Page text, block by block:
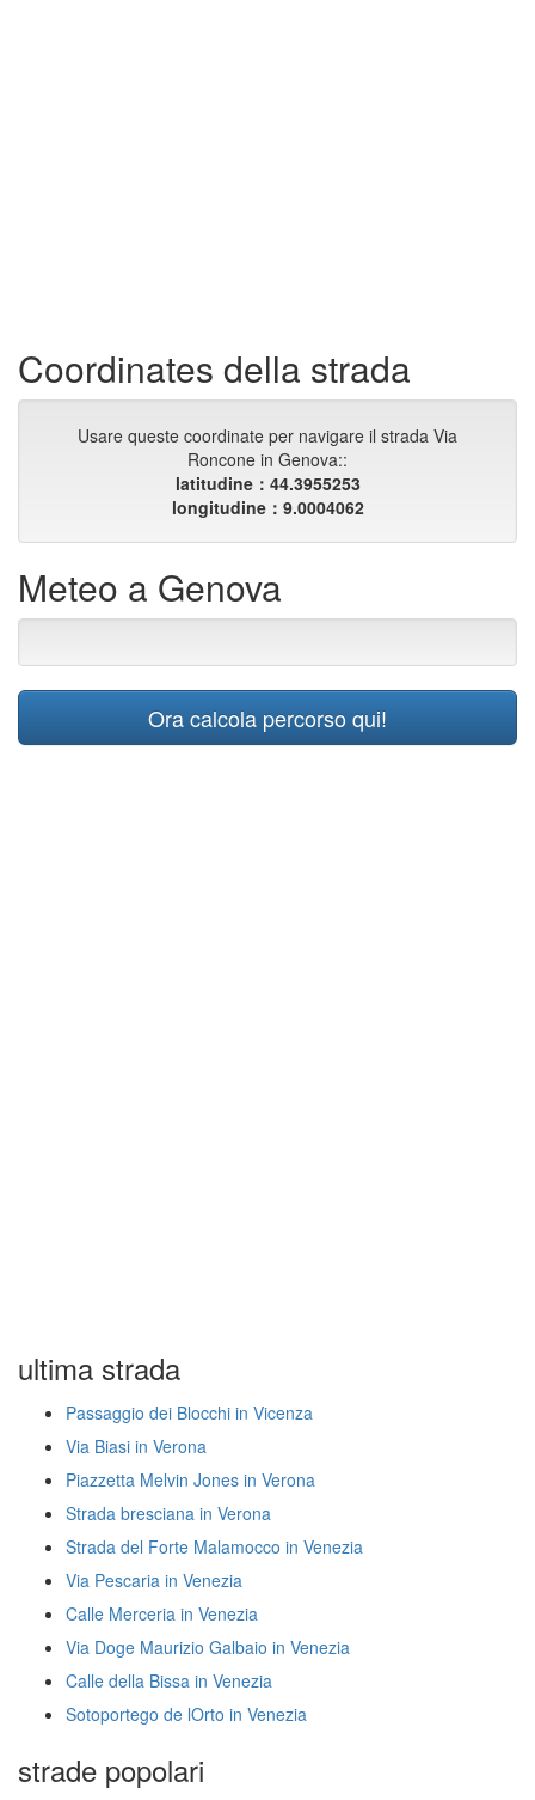
Coordinates della strada
Usare queste coordinate per navigare il strada Via
Roncone in Genova::
latitudine：44.3955253
longitudine：9.0004062
Meteo a Genova
Ora calcola percorso qui!
ultima strada
Passaggio dei Blocchi in Vicenza
Via Biasi in Verona
Piazzetta Melvin Jones in Verona
Strada bresciana in Verona
Strada del Forte Malamocco in Venezia
Via Pescaria in Venezia
Calle Merceria in Venezia
Via Doge Maurizio Galbaio in Venezia
Calle della Bissa in Venezia
Sotoportego de lOrto in Venezia
strade popolari